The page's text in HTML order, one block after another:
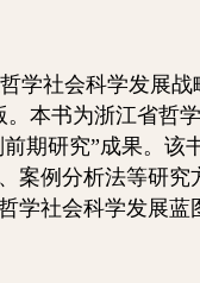
学社会科学发展战
。本书为浙江省哲
期研究”成果。
案例分析法等研
学社会科学发展蓝